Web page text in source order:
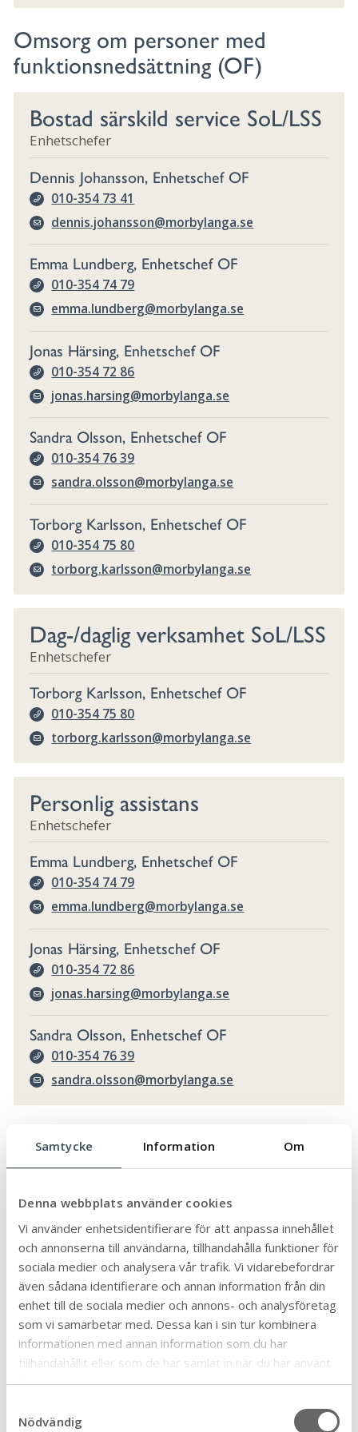
Samtycke Information Om
Denna webbplats använder cookies
Vi använder enhetsidentifierare för att anpassa innehållet
och annonserna till användarna, tillhandahålla funktioner för
sociala medier och analysera vår trafik. Vi vidarebefordrar
även sådana identifierare och annan information från din
enhet till de sociala medier och annons- och analysföretag
som vi samarbetar med. Dessa kan i sin tur kombinera
informationen med annan information som du har
tillhandahållit eller som de har samlat in när du har använt
deras tjänster.
Nödvändig
Omsorg om personer med
funktionsnedsättning (OF)
Bostad särskild service SoL/LSS
Enhetschefer
Dennis Johansson, Enhetschef OF
010-354 73 41
dennis.johansson@morbylanga.se
Emma Lundberg, Enhetschef OF
010-354 74 79
emma.lundberg@morbylanga.se
Jonas Härsing, Enhetschef OF
010-354 72 86
jonas.harsing@morbylanga.se
Sandra Olsson, Enhetschef OF
010-354 76 39
sandra.olsson@morbylanga.se
Torborg Karlsson, Enhetschef OF
010-354 75 80
torborg.karlsson@morbylanga.se
Dag-/daglig verksamhet SoL/LSS
Enhetschefer
Torborg Karlsson, Enhetschef OF
010-354 75 80
torborg.karlsson@morbylanga.se
Personlig assistans
Enhetschefer
Emma Lundberg, Enhetschef OF
010-354 74 79
emma.lundberg@morbylanga.se
Jonas Härsing, Enhetschef OF
010-354 72 86
jonas.harsing@morbylanga.se
Sandra Olsson, Enhetschef OF
010-354 76 39
sandra.olsson@morbylanga.se
Äldreomsorg
Särskilt boende
Enhetschefer
Andreas Karlsson, Enhetschef för
sjuksköterskeverksamheten
010-354 72 14
Andreas.Karlsson2@morbylanga.se
Beatrice Solhjort, Enhetschef
kompetensförsörjningsstrateg